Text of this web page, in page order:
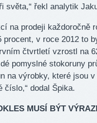
světa,“ řekl analytik
na prodeji každoročně
procent, v roce 2012 to
čtvrtletí vzrostl na
pomyslné stokoruny
na výrobky, které jsou
číslo,“ dodal Špika.
MUSÍ BÝT